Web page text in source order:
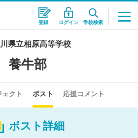
登録 ログイン 学校検索
県立相原高等学校
養牛部
クト ポスト 応援コメント
ポスト詳細